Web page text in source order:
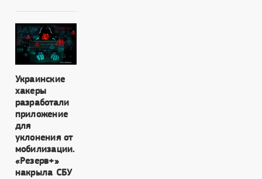
Украинские
хакеры
разработали
приложение
для
уклонения от
мобилизации.
«Резерв+»
накрыла СБУ